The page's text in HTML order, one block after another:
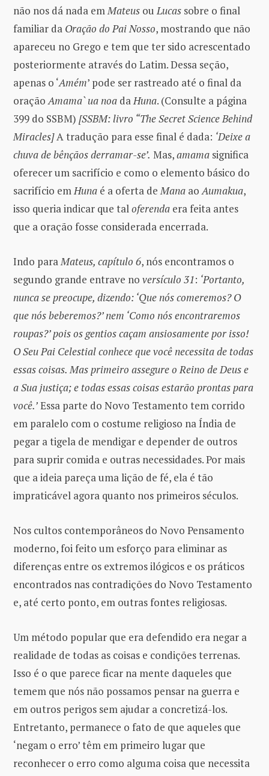
não nos dá nada em Mateus ou Lucas sobre o final
familiar da Oração do Pai Nosso, mostrando que não
apareceu no Grego e tem que ter sido acrescentado
posteriormente através do Latim. Dessa seção,
apenas o ‘Amém’ pode ser rastreado até o final da
oração Amama` ua noa da Huna. (Consulte a página
399 do SSBM) [SSBM: livro “The Secret Science Behind
Miracles]A tradução para esse final é dada: ‘Deixe a
chuva de bênçãos derramar-se’. Mas,amama significa
oferecer um sacrifício e como o elemento básico do
sacrifício em Huna é a oferta de Mana ao Aumakua,
isso queria indicar que tal oferenda era feita antes
que a oração fosse considerada encerrada.
Indo para Mateus, capítulo 6, nós encontramos o
segundo grande entrave no versículo 31: ‘Portanto,
nunca se preocupe, dizendo: ‘Que nós comeremos? O
que nós beberemos?’ nem ‘Como nós encontraremos
roupas?’ pois os gentios caçam ansiosamente por isso!
O Seu Pai Celestial conhece que você necessita de todas
essas coisas. Mas primeiro assegure o Reino de Deus e
a Sua justiça; e todas essas coisas estarão prontas para
você.’Essa parte do Novo Testamento tem corrido
em paralelo com o costume religioso na Índia de
pegar a tigela de mendigar e depender de outros
para suprir comida e outras necessidades. Por mais
que a ideia pareça uma lição de fé, ela é tão
impraticável agora quanto nos primeiros séculos.
Nos cultos contemporâneos do Novo Pensamento
moderno, foi feito um esforço para eliminar as
diferenças entre os extremos ilógicos e os práticos
encontrados nas contradições do Novo Testamento
e, até certo ponto, em outras fontes religiosas.
Um método popular que era defendido era negar a
realidade de todas as coisas e condições terrenas.
Isso é o que parece ficar na mente daqueles que
temem que nós não possamos pensar na guerra e
em outros perigos sem ajudar a concretizá-los.
Entretanto, permanece o fato de que aqueles que
‘negam o erro’ têm em primeiro lugar que
reconhecer o erro como alguma coisa que necessita